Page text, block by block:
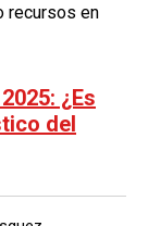
recursos en
¿Es
del